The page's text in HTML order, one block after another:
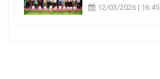
12/03/2026 | 16:45